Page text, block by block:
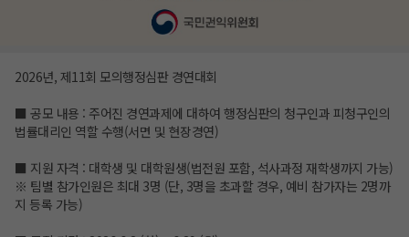
2026년, 제11회 모의행정심판 경연대회
■ 공모 내용 : 주어진 경연과제에 대하여 행정심판의 청구인과 피청구인의
법률대리인 역할 수행(서면 및 현장경연)
■ 지원 자격 : 대학생 및 대학원생(법전원 포함, 석사과정 재학생까지 가능)
※ 팀별 참가인원은 최대 3명 (단, 3명을 초과할 경우, 예비 참가자는 2명까
지 등록 가능)